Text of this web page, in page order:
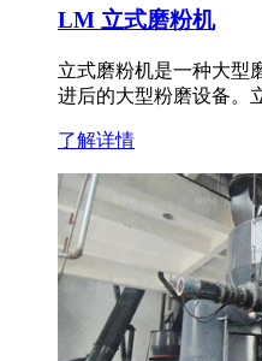
LM 立式磨粉机
立式磨粉机是一种大型
进后的大型粉磨设备。
了解详情